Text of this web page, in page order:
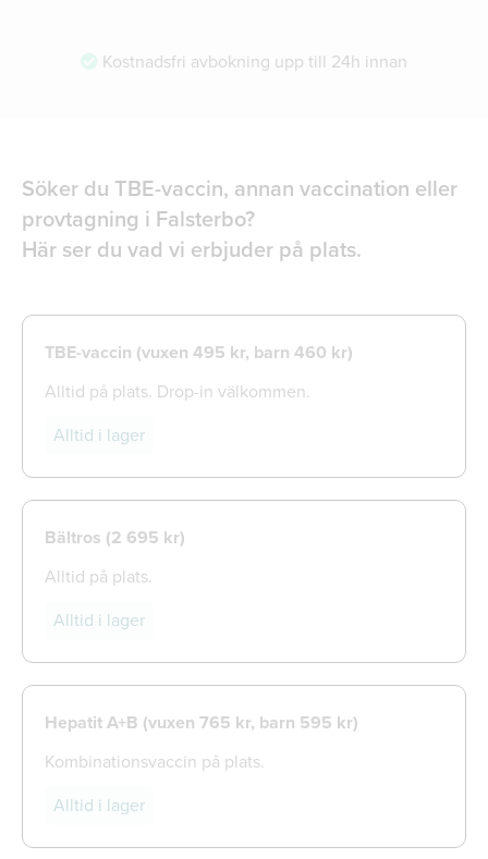
Kostnadsfri avbokning upp till 24h innan
Söker du TBE-vaccin, annan vaccination eller
provtagning i Falsterbo?
Här ser du vad vi erbjuder på plats.
TBE-vaccin (vuxen 495 kr, barn 460 kr)
Alltid på plats. Drop-in välkommen.
Alltid i lager
Bältros (2 695 kr)
Alltid på plats.
Alltid i lager
Hepatit A+B (vuxen 765 kr, barn 595 kr)
Kombinationsvaccin på plats.
Alltid i lager